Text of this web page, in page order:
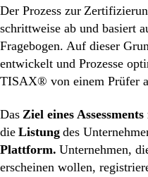
Der Prozess zur
schrittweise ab und basiert
Fragebogen. Auf dieser
entwickelt und Prozesse
TISAX® von einem Prüfer
Das Ziel eines
die Listung des
Plattform. Unternehmen,
erscheinen wollen,